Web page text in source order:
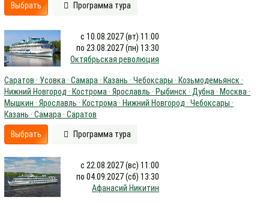
Выбрать Программа тура
с 10.08.2027 (вт) 11:00
по 23.08.2027 (пн) 13:30
Октябрьская революция
Саратов · Усовка · Самара · Казань · Чебоксары · Козьмодемьянск ·
Нижний Новгород · Кострома · Ярославль · Рыбинск · Дубна · Москва ·
Мышкин · Ярославль · Кострома · Нижний Новгород · Чебоксары ·
Казань · Самара · Саратов
Выбрать Программа тура
с 22.08.2027 (вс) 11:00
по 04.09.2027 (сб) 13:30
Афанасий Никитин